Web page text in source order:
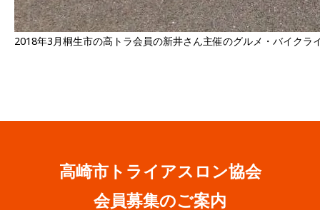
2018年3月桐生市の高トラ会員の新井さん主催のグルメ・バイクラ
高崎市トライアスロン協会
会員募集のご案内